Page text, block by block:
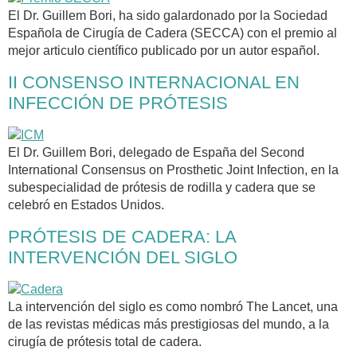
El Dr. Guillem Bori, ha sido galardonado por la Sociedad
Española de Cirugía de Cadera (SECCA) con el premio al
mejor articulo científico publicado por un autor español.
II CONSENSO INTERNACIONAL EN
INFECCIÓN DE PRÓTESIS
El Dr. Guillem Bori, delegado de España del Second
International Consensus on Prosthetic Joint Infection, en la
subespecialidad de prótesis de rodilla y cadera que se
celebró en Estados Unidos.
PRÓTESIS DE CADERA: LA
INTERVENCIÓN DEL SIGLO
La intervención del siglo es como nombró The Lancet, una
de las revistas médicas más prestigiosas del mundo, a la
cirugía de prótesis total de cadera.